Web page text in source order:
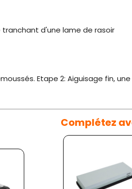
d'une lame de rasoir
Etape 2: Aiguisage fin,
Complétez